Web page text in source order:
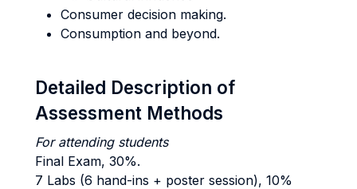
Consumer decision making.
Consumption and beyond.
Detailed Description of
Assessment Methods
For attending students
Final Exam, 30%.
7 Labs (6 hand-ins + poster session), 10%